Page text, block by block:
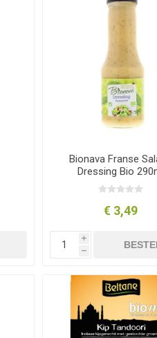
Bionava Franse
Dressing Bio
€ 3,49
i
h